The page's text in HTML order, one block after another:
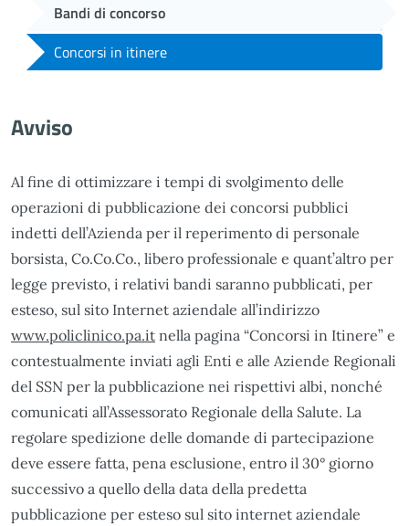
Bandi di concorso
Concorsi in itinere
Avviso
Al fine di ottimizzare i tempi di svolgimento delle
operazioni di pubblicazione dei concorsi pubblici
indetti dell’Azienda per il reperimento di personale
borsista, Co.Co.Co., libero professionale e quant’altro per
legge previsto, i relativi bandi saranno pubblicati, per
esteso, sul sito Internet aziendale all’indirizzo
www.policlinico.pa.it nella pagina “Concorsi in Itinere” e
contestualmente inviati agli Enti e alle Aziende Regionali
del SSN per la pubblicazione nei rispettivi albi, nonché
comunicati all’Assessorato Regionale della Salute. La
regolare spedizione delle domande di partecipazione
deve essere fatta, pena esclusione, entro il 30° giorno
successivo a quello della data della predetta
pubblicazione per esteso sul sito internet aziendale